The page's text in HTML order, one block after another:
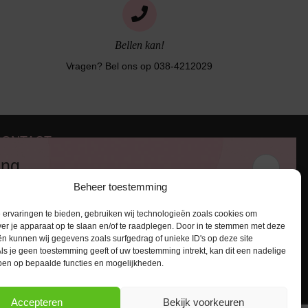
Beheer toestemming
ervaringen te bieden, gebruiken wij technologieën zoals cookies om
je apparaat op te slaan en/of te raadplegen. Door in te stemmen met deze
kunnen wij gegevens zoals surfgedrag of unieke ID's op deze site
je geen toestemming geeft of uw toestemming intrekt, kan dit een nadelige
op bepaalde functies en mogelijkheden.
Accepteren Bekijk voorkeuren
Bellen kan!
Vragen? Bel ons op 038-4212029
RL Zwolle
info@lingerie-badmode.nl
een kortingscode van